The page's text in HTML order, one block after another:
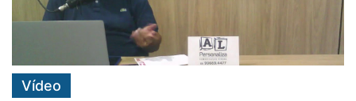
Vídeo